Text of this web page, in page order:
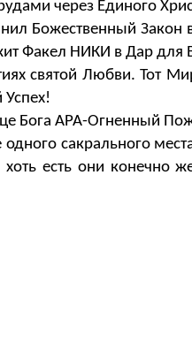
через Единого
Божественный Закон
Факел НИКИ в Дар для
святой Любви. Тот
Бога АРА-Огненный
сакрального
есть они конечно